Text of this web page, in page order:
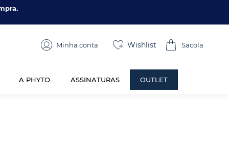
Minha conta Wishlist
A PHYTO ASSINATURAS OUTLET